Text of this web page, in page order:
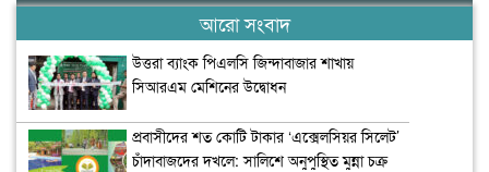
আরো সংবাদ
উত্তরা ব্যাংক পিএলসি জিন্দাবাজার শাখায়
সিআরএম মেশিনের উদ্বোধন
প্রবাসীদের শত কোটি টাকার ‘এক্সেলসিয়র সিলেট’
চাঁদাবাজদের দখলে: সালিশে অনুপুস্থিত মুন্না চক্র